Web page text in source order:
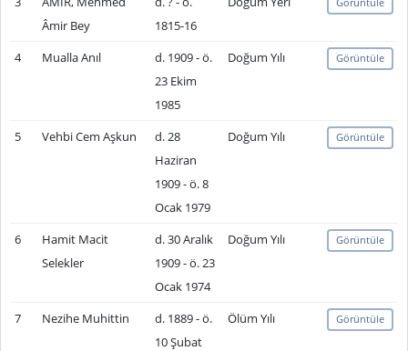
Âmir Bey
1815-16
4 Mualla Anıl
d. 1909 - ö.
23 Ekim
1985
Doğum Yılı Görüntüle
5 Vehbi Cem Aşkun
d. 28
Haziran
1909 - ö. 8
Ocak 1979
Doğum Yılı Görüntüle
6
Hamit Macit
Selekler
d. 30 Aralık
1909 - ö. 23
Ocak 1974
Doğum Yılı Görüntüle
7 Nezihe Muhittin
d. 1889 - ö.
10 Şubat
Ölüm Yılı Görüntüle